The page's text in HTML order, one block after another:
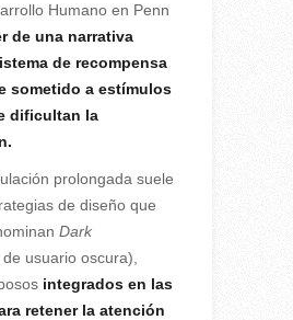
Humano en Penn
de una narrativa
de recompensa
sometido a estímulos
dificultan la
prolongada suele
de diseño que
Dark
usuario oscura),
integrados en las
retener la atención